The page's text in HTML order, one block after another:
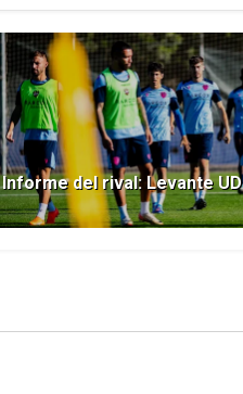
Informe del rival: Levante UD